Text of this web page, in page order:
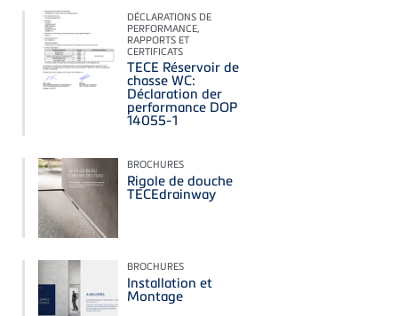
DÉCLARATIONS DE
PERFORMANCE,
RAPPORTS ET
CERTIFICATS
TECE Réservoir de
chasse WC:
Déclaration der
performance DOP
14055-1
BROCHURES
Rigole de douche
TECEdrainway
BROCHURES
Installation et
Montage